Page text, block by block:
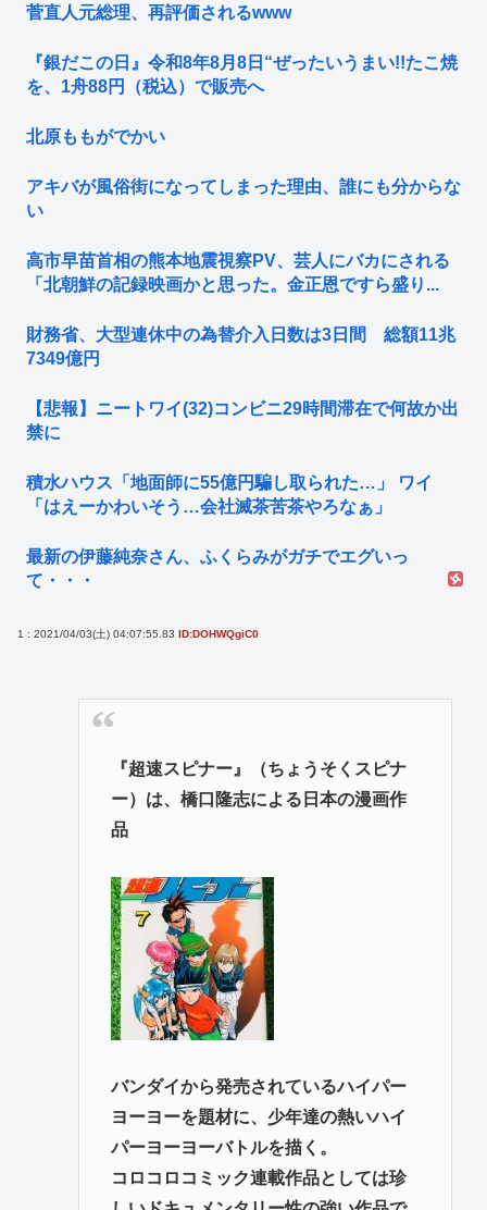
菅直人元総理、再評価されるwww
『銀だこの日』令和8年8月8日“ぜったいうまい!!たこ焼
を、1舟88円（税込）で販売へ
北原ももがでかい
アキバが風俗街になってしまった理由、誰にも分からな
い
高市早苗首相の熊本地震視察PV、芸人にバカにされる
「北朝鮮の記録映画かと思った。金正恩ですら盛り...
財務省、大型連休中の為替介入日数は3日間 総額11兆
7349億円
【悲報】ニートワイ(32)コンビニ29時間滞在で何故か出
禁に
積水ハウス「地面師に55億円騙し取られた…」 ワイ
「はえーかわいそう…会社滅茶苦茶やろなぁ」
最新の伊藤純奈さん、ふくらみがガチでエグいっ
て・・・
1 : 2021/04/03(土) 04:07:55.83 ID:DOHWQgiC0
『超速スピナー』（ちょうそくスピナ
ー）は、橋口隆志による日本の漫画作
品
バンダイから発売されているハイパー
ヨーヨーを題材に、少年達の熱いハイ
パーヨーヨーバトルを描く。
コロコロコミック連載作品としては珍